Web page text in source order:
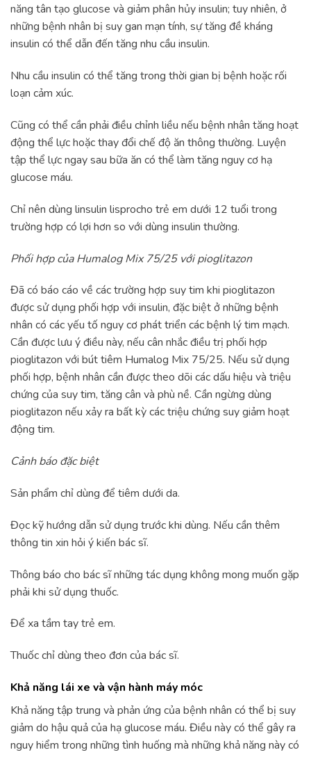
năng tân tạo glucose và giảm phân hủy insulin; tuy nhiên, ở
những bệnh nhân bị suy gan mạn tính, sự tăng đề kháng
insulin có thể dẫn đến tăng nhu cầu insulin.
Nhu cầu insulin có thể tăng trong thời gian bị bệnh hoặc rối
loạn cảm xúc.
Cũng có thể cần phải điều chỉnh liều nếu bệnh nhân tăng hoạt
động thể lực hoặc thay đổi chế độ ăn thông thường. Luyện
tập thể lực ngay sau bữa ăn có thể làm tăng nguy cơ hạ
glucose máu.
Chỉ nên dùng linsulin lisprocho trẻ em dưới 12 tuổi trong
trường hợp có lợi hơn so với dùng insulin thường.
Phối hợp của Humalog Mix 75/25 với pioglitazon
Đã có báo cáo về các trường hợp suy tim khi pioglitazon
được sử dụng phối hợp với insulin, đặc biệt ở những bệnh
nhân có các yếu tố nguy cơ phát triển các bệnh lý tim mạch.
Cần được lưu ý điều này, nếu cân nhắc điều trị phối hợp
pioglitazon với bút tiêm Humalog Mix 75/25. Nếu sử dụng
phối hợp, bệnh nhân cần được theo dõi các dấu hiệu và triệu
chứng của suy tim, tăng cân và phù nề. Cần ngừng dùng
pioglitazon nếu xảy ra bất kỳ các triệu chứng suy giảm hoạt
động tim.
Cảnh báo đặc biệt
Sản phẩm chỉ dùng để tiêm dưới da.
Đọc kỹ hướng dẫn sử dụng trước khi dùng. Nếu cần thêm
thông tin xin hỏi ý kiến bác sĩ.
Thông báo cho bác sĩ những tác dụng không mong muốn gặp
phải khi sử dụng thuốc.
Để xa tầm tay trẻ em.
Thuốc chỉ dùng theo đơn của bác sĩ.
Khả năng lái xe và vận hành máy móc
Khả năng tập trung và phản ứng của bệnh nhân có thể bị suy
giảm do hậu quả của hạ glucose máu. Điều này có thể gây ra
nguy hiểm trong những tình huống mà những khả năng này có